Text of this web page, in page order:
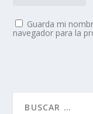
Guarda mi
navegador para la